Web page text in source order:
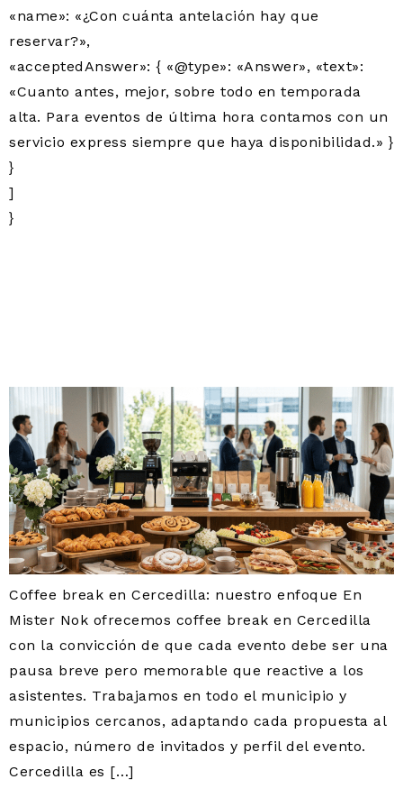
«name»: «¿Con cuánta antelación hay que
reservar?»,
«acceptedAnswer»: { «@type»: «Answer», «text»:
«Cuanto antes, mejor, sobre todo en temporada
alta. Para eventos de última hora contamos con un
servicio express siempre que haya disponibilidad.» }
}
]
}
Coffee break en Cercedilla: nuestro enfoque En
Mister Nok ofrecemos coffee break en Cercedilla
con la convicción de que cada evento debe ser una
pausa breve pero memorable que reactive a los
asistentes. Trabajamos en todo el municipio y
municipios cercanos, adaptando cada propuesta al
espacio, número de invitados y perfil del evento.
Cercedilla es […]